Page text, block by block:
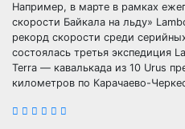
Например, в марте в рамках
скорости Байкала на льду»
рекорд скорости среди
состоялась третья экспедиция
Terra — кавалькада из 10 Urus
километров по Карачаево-